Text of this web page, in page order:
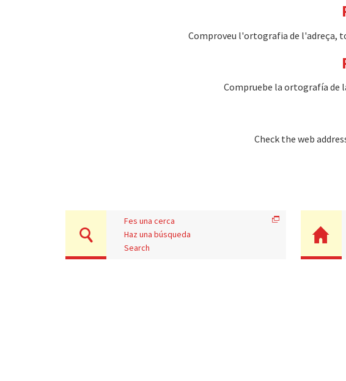
Comproveu l'ortografia de l'adreça,
Compruebe la ortografía de
Check the web
Fes una cerca
Haz una búsqueda
Search